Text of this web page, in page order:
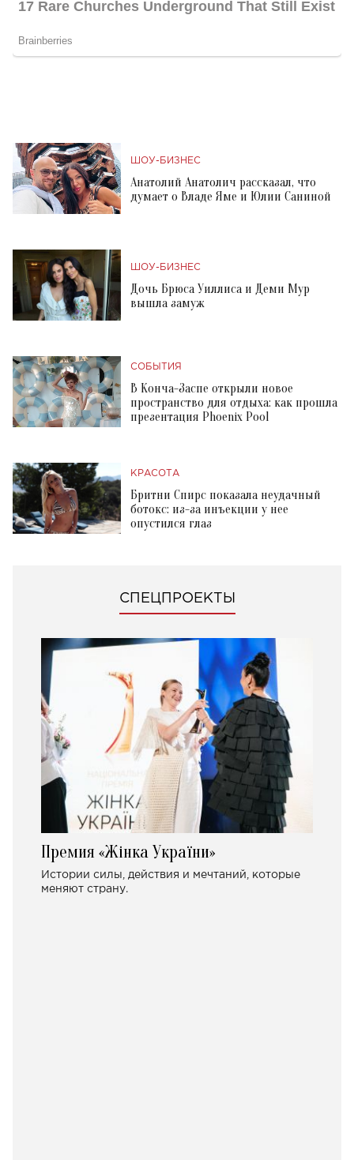
ШОУ-БИЗНЕС
Анатолий Анатолич рассказал, что
думает о Владе Яме и Юлии Саниной
ШОУ-БИЗНЕС
Дочь Брюса Уиллиса и Деми Мур
вышла замуж
СОБЫТИЯ
В Конча-Заспе открыли новое
пространство для отдыха: как прошла
презентация Phoenix Pool
КРАСОТА
Бритни Спирс показала неудачный
ботокс: из-за инъекции у нее
опустился глаз
СПЕЦПРОЕКТЫ
Премия «Жінка України»
Истории силы, действия и мечтаний, которые
меняют страну.